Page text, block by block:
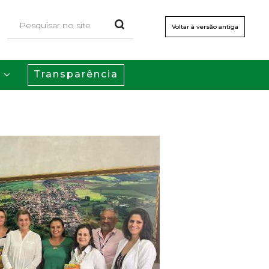
Voltar à versão antiga
Transparência